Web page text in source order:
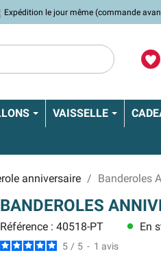
Expédition le jour même (commande
VAISSELLE
anniversaire Banderoles
BANDEROLES
Référence : 40518-PT lens En
5 / 5 - 1 avis